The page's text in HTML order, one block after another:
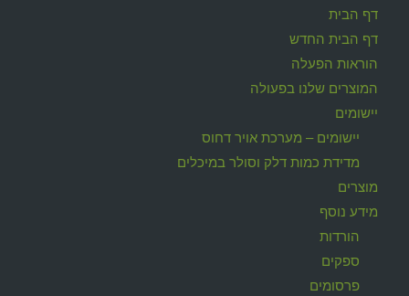
דף הבית
דף הבית החדש
הוראות הפעלה
המוצרים שלנו בפעולה
יישומים
יישומים – מערכת אויר דחוס
מדידת כמות דלק וסולר במיכלים
מוצרים
מידע נוסף
הורדות
ספקים
פרסומים